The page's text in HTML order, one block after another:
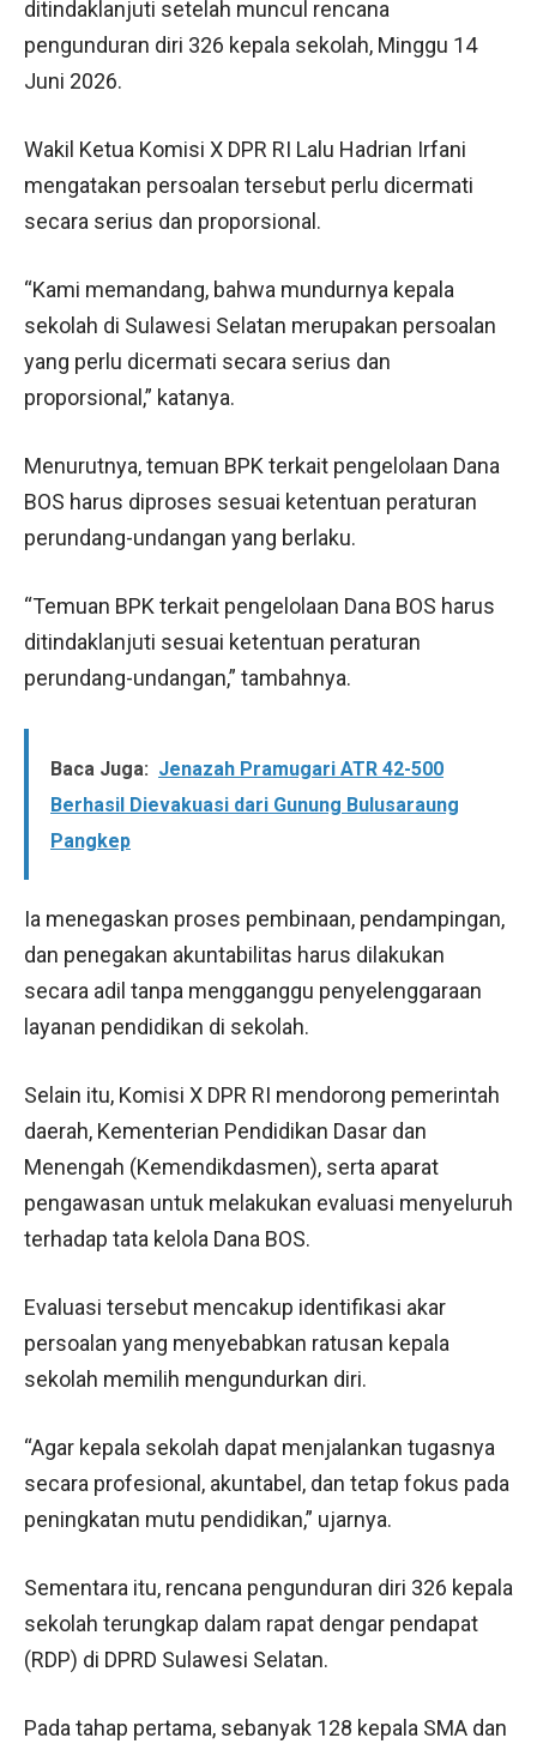
ditindaklanjuti setelah muncul rencana
pengunduran diri 326 kepala sekolah, Minggu 14
Juni 2026.
Wakil Ketua Komisi X DPR RI Lalu Hadrian Irfani
mengatakan persoalan tersebut perlu dicermati
secara serius dan proporsional.
“Kami memandang, bahwa mundurnya kepala
sekolah di Sulawesi Selatan merupakan persoalan
yang perlu dicermati secara serius dan
proporsional,” katanya.
Menurutnya, temuan BPK terkait pengelolaan Dana
BOS harus diproses sesuai ketentuan peraturan
perundang-undangan yang berlaku.
“Temuan BPK terkait pengelolaan Dana BOS harus
ditindaklanjuti sesuai ketentuan peraturan
perundang-undangan,” tambahnya.
Baca Juga: Jenazah Pramugari ATR 42-500
Berhasil Dievakuasi dari Gunung Bulusaraung
Pangkep
Ia menegaskan proses pembinaan, pendampingan,
dan penegakan akuntabilitas harus dilakukan
secara adil tanpa mengganggu penyelenggaraan
layanan pendidikan di sekolah.
Selain itu, Komisi X DPR RI mendorong pemerintah
daerah, Kementerian Pendidikan Dasar dan
Menengah (Kemendikdasmen), serta aparat
pengawasan untuk melakukan evaluasi menyeluruh
terhadap tata kelola Dana BOS.
Evaluasi tersebut mencakup identifikasi akar
persoalan yang menyebabkan ratusan kepala
sekolah memilih mengundurkan diri.
“Agar kepala sekolah dapat menjalankan tugasnya
secara profesional, akuntabel, dan tetap fokus pada
peningkatan mutu pendidikan,” ujarnya.
Sementara itu, rencana pengunduran diri 326 kepala
sekolah terungkap dalam rapat dengar pendapat
(RDP) di DPRD Sulawesi Selatan.
Pada tahap pertama, sebanyak 128 kepala SMA dan